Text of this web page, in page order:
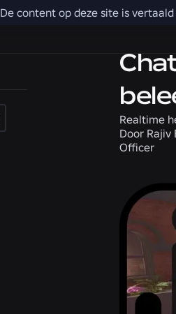
De content op deze site isNieuws
Realtime
Door Rajiv
Officer